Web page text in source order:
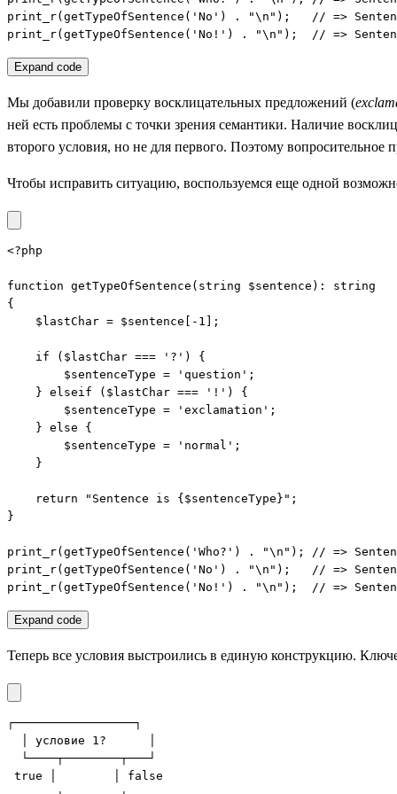
print_r(getTypeOfSentence('No') . "\n");   // =>
print_r(getTypeOfSentence('No!') . "\n");  // =>
Expand code
Мы добавили проверку восклицательных предложений (
ней есть проблемы с точки зрения семантики. Наличие
второго условия, но не для первого. Поэтому вопросительное
Чтобы исправить ситуацию, воспользуемся еще одной
<?php
function getTypeOfSentence(string $sentence): string
{
    $lastChar = $sentence[-1];
    if ($lastChar === '?') {
        $sentenceType = 'question';
    } elseif ($lastChar === '!') {
        $sentenceType = 'exclamation';
    } else {
        $sentenceType = 'normal';
    }
    return "Sentence is {$sentenceType}";
}
print_r(getTypeOfSentence('Who?') . "\n"); // =>
print_r(getTypeOfSentence('No') . "\n");   // =>
print_r(getTypeOfSentence('No!') . "\n");  // =>
Expand code
Теперь все условия выстроились в единую конструкцию.
┌─────────────────┐
  │ условие 1?      │
  └────┬────────┬───┘
true │        │ false